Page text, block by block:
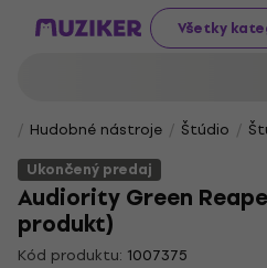
Všetky
Hudobné nástroje Štúdio
Ukončený predaj
Audiority Green
produkt)
Kód produktu: 1007375